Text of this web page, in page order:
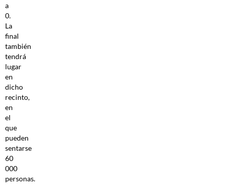
a
0.
La
final
también
tendrá
lugar
en
dicho
recinto,
en
el
que
pueden
sentarse
60
000
personas.